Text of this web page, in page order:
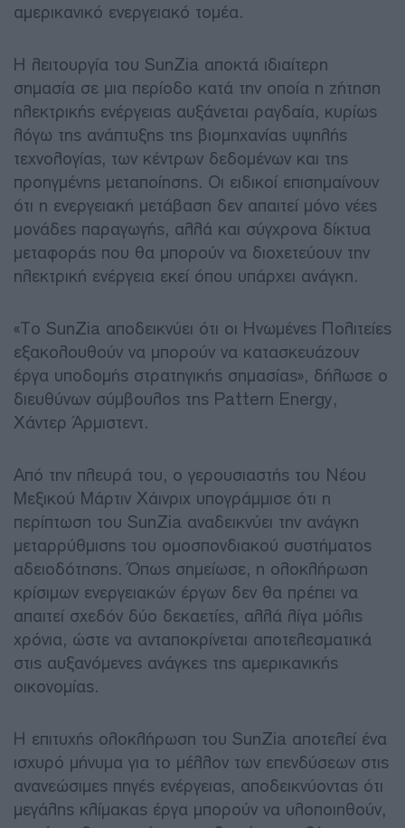
αμερικανικό ενεργειακό τομέα.
Η λειτουργία του SunZia αποκτά ιδιαίτερη
σημασία σε μια περίοδο κατά την οποία η ζήτηση
ηλεκτρικής ενέργειας αυξάνεται ραγδαία, κυρίως
λόγω της ανάπτυξης της βιομηχανίας υψηλής
τεχνολογίας, των κέντρων δεδομένων και της
προηγμένης μεταποίησης. Οι ειδικοί επισημαίνουν
ότι η ενεργειακή μετάβαση δεν απαιτεί μόνο νέες
μονάδες παραγωγής, αλλά και σύγχρονα δίκτυα
μεταφοράς που θα μπορούν να διοχετεύουν την
ηλεκτρική ενέργεια εκεί όπου υπάρχει ανάγκη.
«Το SunZia αποδεικνύει ότι οι Ηνωμένες Πολιτείες
εξακολουθούν να μπορούν να κατασκευάζουν
έργα υποδομής στρατηγικής σημασίας», δήλωσε ο
διευθύνων σύμβουλος της Pattern Energy,
Χάντερ Άρμιστεντ.
Από την πλευρά του, ο γερουσιαστής του Νέου
Μεξικού Μάρτιν Χάινριχ υπογράμμισε ότι η
περίπτωση του SunZia αναδεικνύει την ανάγκη
μεταρρύθμισης του ομοσπονδιακού συστήματος
αδειοδότησης. Όπως σημείωσε, η ολοκλήρωση
κρίσιμων ενεργειακών έργων δεν θα πρέπει να
απαιτεί σχεδόν δύο δεκαετίες, αλλά λίγα μόλις
χρόνια, ώστε να ανταποκρίνεται αποτελεσματικά
στις αυξανόμενες ανάγκες της αμερικανικής
οικονομίας.
Η επιτυχής ολοκλήρωση του SunZia αποτελεί ένα
ισχυρό μήνυμα για το μέλλον των επενδύσεων στις
ανανεώσιμες πηγές ενέργειας, αποδεικνύοντας ότι
μεγάλης κλίμακας έργα μπορούν να υλοποιηθούν,